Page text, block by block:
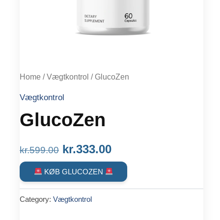
Home /Vægtkontrol / GlucoZen
Vægtkontrol
GlucoZen
kr.599.00 Original
price
was:
kr.599.00.
kr.333.00Current
price
is:
KØB GLUCOZEN
Category: Vægtkontrol